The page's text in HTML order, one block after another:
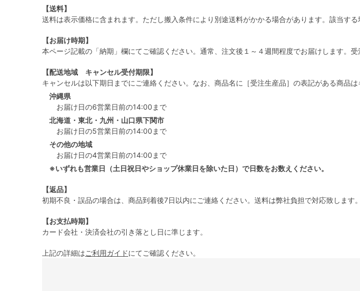
【送料】
送料は表示価格に含まれます。ただし搬入条件により別途送料がかかる場合があります。該当す
【お届け時期】
本ページ記載の「納期」欄にてご確認ください。通常、注文後１～４週間程度でお届けします。
【配送地域 キャンセル受付期限】
キャンセルは以下期日までにご連絡ください。なお、商品名に［受注生産品］の表記がある商品は
沖縄県
お届け日の6営業日前の14:00まで
北海道・東北・九州・山口県下関市
お届け日の5営業日前の14:00まで
その他の地域
お届け日の4営業日前の14:00まで
※いずれも営業日（土日祝日やショップ休業日を除いた日）で日数をお数えください。
【返品】
初期不良・誤品の場合は、商品到着後7日以内にご連絡ください。送料は弊社負担で対応致します
【お支払時期】
カード会社・決済会社の引き落とし日に準じます。
上記の詳細はご利用ガイドにてご確認ください。